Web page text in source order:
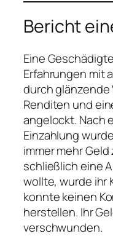
Bericht
Eine
Erfahrungen mit
durch
Renditen und
angelockt. Nach
Einzahlung
immer mehr
schließlich eine
wollte, wurde ihr
konnte keinen
herstellen. Ihr
verschwunden.